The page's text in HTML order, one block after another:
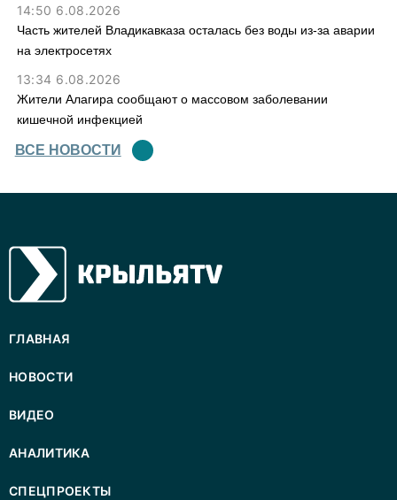
14:50 6.08.2026
Часть жителей Владикавказа осталась без воды из-за аварии
на электросетях
13:34 6.08.2026
Жители Алагира сообщают о массовом заболевании
кишечной инфекцией
ВСЕ НОВОСТИ
ГЛАВНАЯ
НОВОСТИ
ВИДЕО
АНАЛИТИКА
СПЕЦПРОЕКТЫ